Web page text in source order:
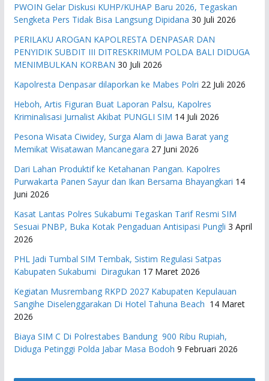
PWOIN Gelar Diskusi KUHP/KUHAP Baru 2026, Tegaskan
Sengketa Pers Tidak Bisa Langsung Dipidana 30 Juli 2026
PERILAKU AROGAN KAPOLRESTA DENPASAR DAN
PENYIDIK SUBDIT III DITRESKRIMUM POLDA BALI DIDUGA
MENIMBULKAN KORBAN 30 Juli 2026
Kapolresta Denpasar dilaporkan ke Mabes Polri 22 Juli 2026
Heboh, Artis Figuran Buat Laporan Palsu, Kapolres
Kriminalisasi Jurnalist Akibat PUNGLI SIM 14 Juli 2026
Pesona Wisata Ciwidey, Surga Alam di Jawa Barat yang
Memikat Wisatawan Mancanegara 27 Juni 2026
Dari Lahan Produktif ke Ketahanan Pangan. Kapolres
Purwakarta Panen Sayur dan Ikan Bersama Bhayangkari 14
Juni 2026
Kasat Lantas Polres Sukabumi Tegaskan Tarif Resmi SIM
Sesuai PNBP, Buka Kotak Pengaduan Antisipasi Pungli 3 April
2026
PHL Jadi Tumbal SIM Tembak, Sistim Regulasi Satpas
Kabupaten Sukabumi Diragukan 17 Maret 2026
Kegiatan Musrembang RKPD 2027 ​Kabupaten Kepulauan
Sangihe Diselenggarakan Di Hotel Tahuna Beach 14 Maret
2026
Biaya SIM C Di Polrestabes Bandung 900 Ribu Rupiah,
Diduga Petinggi Polda Jabar Masa Bodoh 9 Februari 2026